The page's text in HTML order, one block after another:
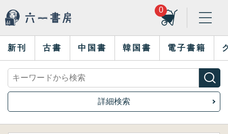
0
新刊 古書 中国書 韓国書 電子書籍
詳細検索